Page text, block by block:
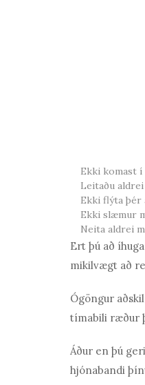
Ekki komast í
Leitaðu aldrei
Ekki flýta þér
Ekki slæmur
Neita aldrei
Ert þú að
mikilvægt að
Ógöngur
tímabili ræður
Áður en þú
hjónabandi